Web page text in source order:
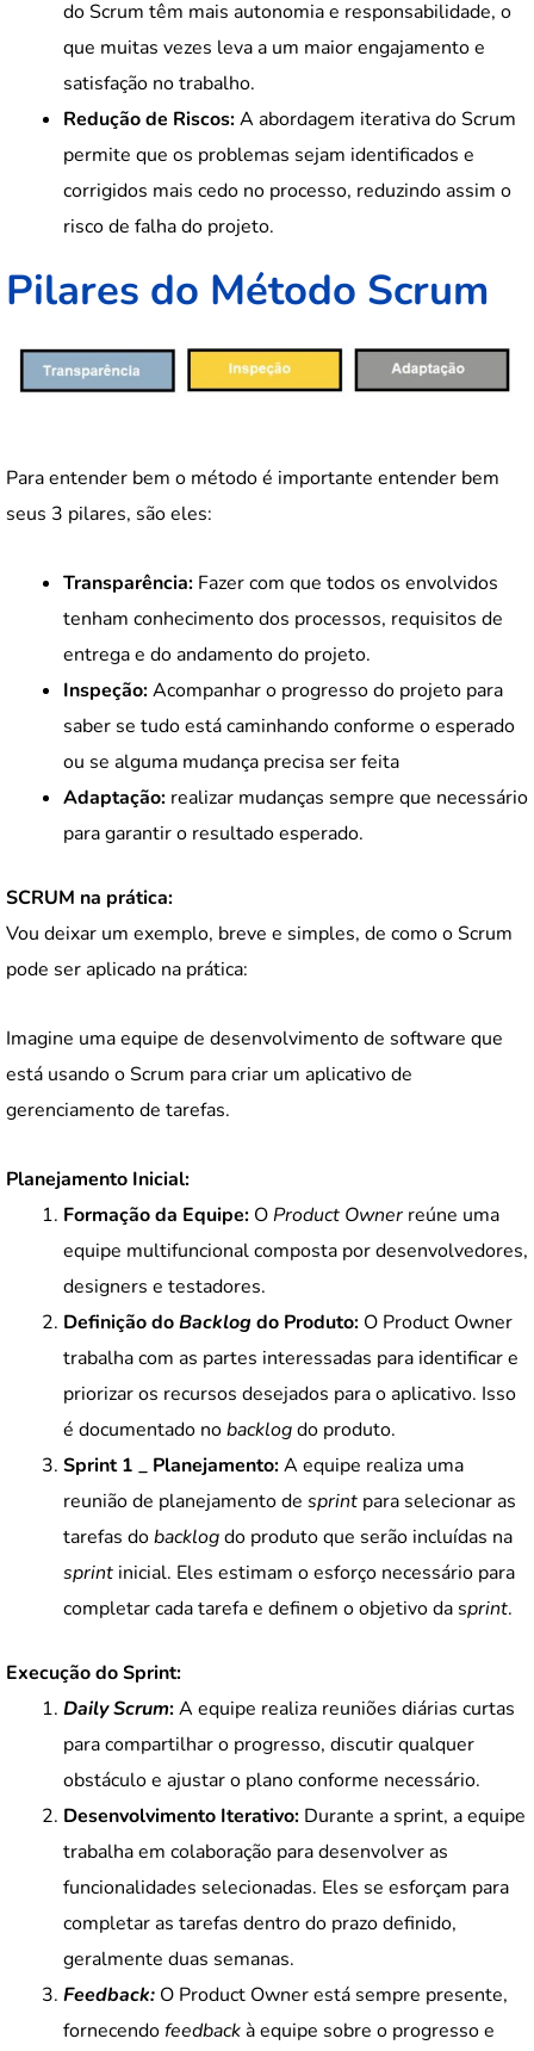
do Scrum têm mais autonomia e responsabilidade, o
que muitas vezes leva a um maior engajamento e
satisfação no trabalho.
Redução de Riscos:A abordagem iterativa do Scrum
permite que os problemas sejam identificados e
corrigidos mais cedo no processo, reduzindo assim o
risco de falha do projeto.
Pilares do Método Scrum
Para entender bem o método é importante entender bem
seus 3 pilares, são eles:
Transparência: Fazer com que todos os envolvidos
tenham conhecimento dos processos, requisitos de
entrega e do andamento do projeto.
Inspeção:Acompanhar o progresso do projeto para
saber se tudo está caminhando conforme o esperado
ou se alguma mudança precisa ser feita
Adaptação: realizar mudanças sempre que necessário
para garantir o resultado esperado.
SCRUM na prática:
Vou deixar um exemplo, breve e simples, de como o Scrum
pode ser aplicado na prática:
Imagine uma equipe de desenvolvimento de software que
está usando o Scrum para criar um aplicativo de
gerenciamento de tarefas.
Planejamento Inicial:
Formação da Equipe: O Product Owner reúne uma
equipe multifuncional composta por desenvolvedores,
designers e testadores.
Definição doBacklog do Produto: O Product Owner
trabalha com as partes interessadas para identificar e
priorizar os recursos desejados para o aplicativo. Isso
é documentado nobacklogdo produto.
Sprint 1 _ Planejamento:A equipe realiza uma
reunião de planejamento de sprint para selecionar as
tarefas dobacklogdo produto que serão incluídas na
sprint inicial. Eles estimam o esforço necessário para
completar cada tarefa e definem o objetivo da sprint.
Execução do Sprint:
Daily Scrum:A equipe realiza reuniões diárias curtas
para compartilhar o progresso, discutir qualquer
obstáculo e ajustar o plano conforme necessário.
Desenvolvimento Iterativo: Durante a sprint, a equipe
trabalha em colaboração para desenvolver as
funcionalidades selecionadas. Eles se esforçam para
completar as tarefas dentro do prazo definido,
geralmente duas semanas.
Feedback: O Product Owner está sempre presente,
fornecendofeedbackà equipe sobre o progresso e